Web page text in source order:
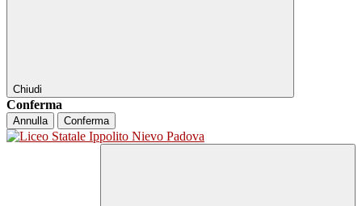
Chiudi
Conferma
Annulla Conferma